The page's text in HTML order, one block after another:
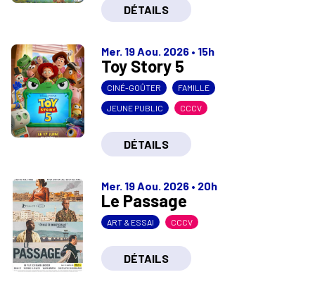
DÉTAILS
Mer. 19 Aou. 2026 • 15h
Toy Story 5
CINÉ-GOÛTER FAMILLE
JEUNE PUBLIC CCCV
DÉTAILS
Mer. 19 Aou. 2026 • 20h
Le Passage
ART & ESSAI CCCV
DÉTAILS